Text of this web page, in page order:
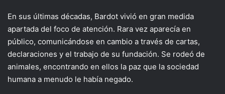
En sus últimas décadas, Bardot vivió en gran medida
apartada del foco de atención. Rara vez aparecía en
público, comunicándose en cambio a través de cartas,
declaraciones y el trabajo de su fundación. Se rodeó de
animales, encontrando en ellos la paz que la sociedad
humana a menudo le había negado.